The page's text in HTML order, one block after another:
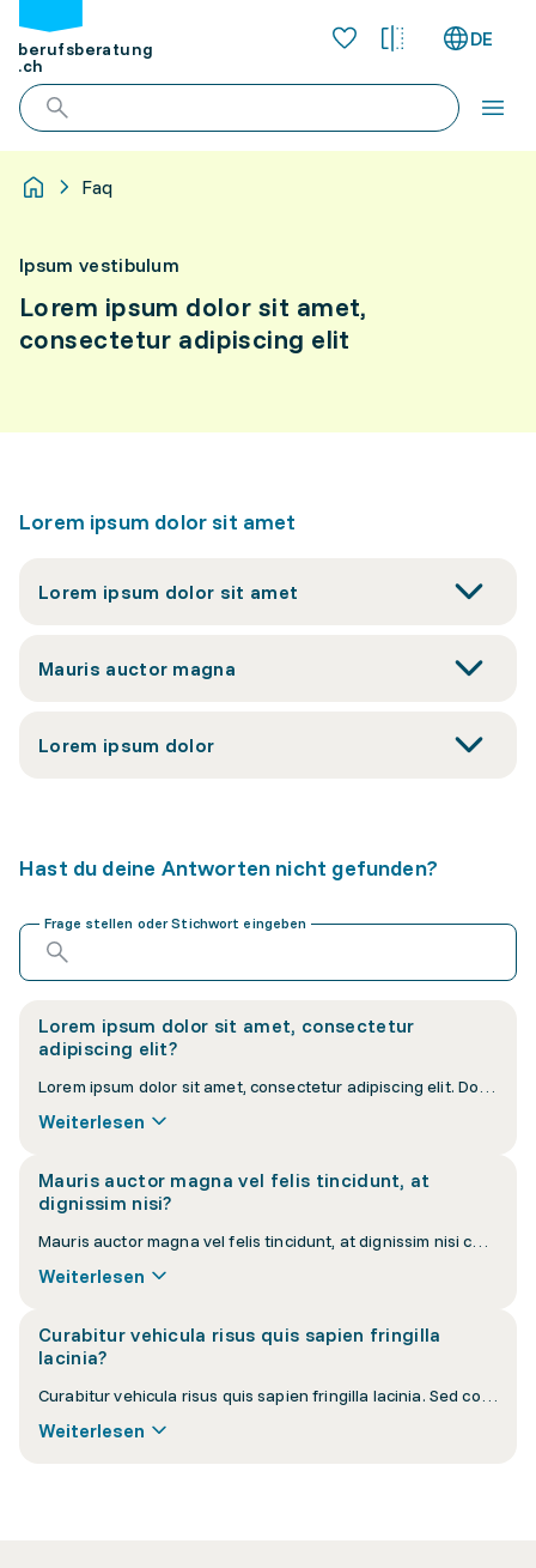
berufsberatung
.ch
DE
Faq
Ipsum vestibulum
Lorem ipsum dolor sit amet,
consectetur adipiscing elit
Lorem ipsum dolor sit amet
Lorem ipsum dolor sit amet
Mauris auctor magna
Lorem ipsum dolor
Hast du deine Antworten nicht gefunden?
Frage stellen oder Stichwort eingeben
Lorem ipsum dolor sit amet, consectetur
adipiscing elit?
Lorem ipsum dolor sit amet, consectetur adipiscing elit. Donec interdum nisi at velit vulputate luctus. Vestibulum ante ipsum primis in faucibus orci luctus et ultrices posuere cubilia curae.
Weiterlesen
Mauris auctor magna vel felis tincidunt, at
dignissim nisi?
Mauris auctor magna vel felis tincidunt, at dignissim nisi cursus. Pellentesque habitant morbi tristique senectus et netus et malesuada fames ac turpis egestas.
Weiterlesen
Curabitur vehicula risus quis sapien fringilla
lacinia?
Curabitur vehicula risus quis sapien fringilla lacinia. Sed consequat eros eu orci convallis, a lacinia sapien pellentesque. Nullam euismod lacus vel purus suscipit.
Weiterlesen